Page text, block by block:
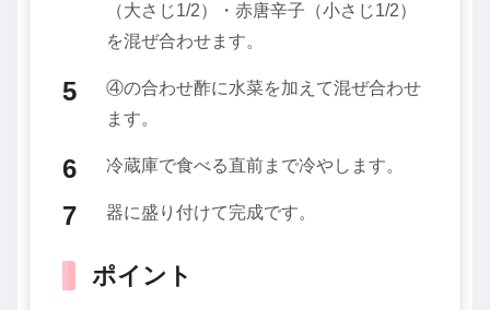
（大さじ1/2）・赤唐辛子（小さじ1/2）
を混ぜ合わせます。
④の合わせ酢に水菜を加えて混ぜ合わせ
ます。
冷蔵庫で食べる直前まで冷やします。
器に盛り付けて完成です。
ポイント